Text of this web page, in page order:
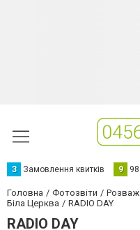
З Замовлення квитків 9
Головна Фотозвіти
Біла Церква
RADIO DAY
RADIO DAY